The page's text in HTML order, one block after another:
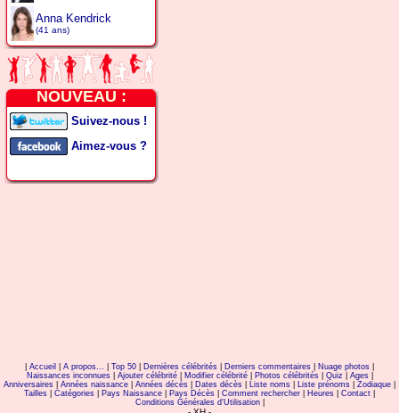
Anna Kendrick
(41 ans)
NOUVEAU :
Suivez-nous !
Aimez-vous ?
Accueil A propos... Top 50 Dernières célébrités Derniers commentaires Nuage photos
Naissances inconnues| Ajouter célébrité| Modifier célébrité| Photos célébrités| Quiz Ages|
Anniversaires
Années naissance Années décès Dates décès Liste noms Liste prénoms Zodiaque
Tailles
Catégories Pays Naissance Pays Décès Comment rechercher Heures Contact
Conditions Générales d'Utilisation|